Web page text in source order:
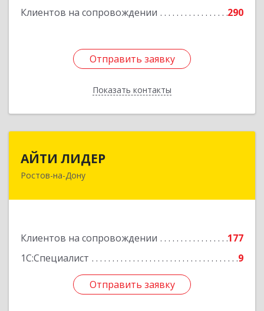
Клиентов на сопровождении 290
Отправить заявку
Показать контакты
Отправить заявку
Назад
АЙТИ ЛИДЕР
Ростов-на-Дону
Клиентов на сопровождении
177
1С:Специалист
9
Отправить заявку
344065, Ростовская обл, Ростов-на-Дону г,
Отправить заявку